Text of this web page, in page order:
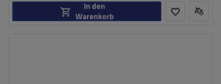
In den
Warenkorb